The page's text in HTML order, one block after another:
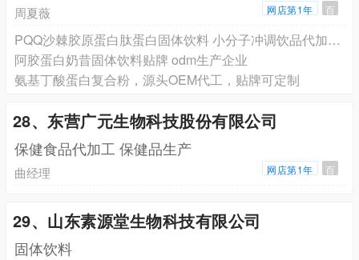
周夏薇 网店第1年 百
PQQ沙棘胶原蛋白肽蛋白固体饮料 小分子冲调饮品代加工oem山东素源堂
阿胶蛋白奶昔固体饮料贴牌 odm生产企业
氨基丁酸蛋白复合粉，源头OEM代工，贴牌可定制
28、东营广元生物科技股份有限公司
保健食品代加工 保健品生产
曲经理 网店第1年 百
29、山东素源堂生物科技有限公司
固体饮料